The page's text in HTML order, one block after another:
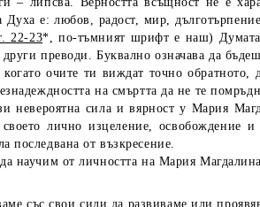
е: любов, радост, мир,
22-23*, по-тъмният шрифт е наш)
преводи. Буквално означава да
очите ти виждат точно
на смъртта да не те
невероятна сила и вярност у Мария
лично изцеление, освобождение
последвана от възкресение.
научим от личността на Мария
със свои сили да развиваме или